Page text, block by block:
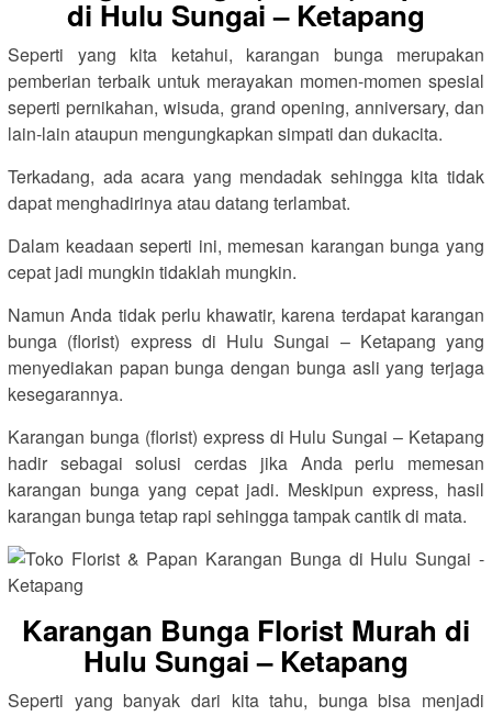
di Hulu Sungai – Ketapang
Seperti yang kita ketahui, karangan bunga merupakan
pemberian terbaik untuk merayakan momen-momen spesial
seperti pernikahan, wisuda, grand opening, anniversary, dan
lain-lain ataupun mengungkapkan simpati dan dukacita.
Terkadang, ada acara yang mendadak sehingga kita tidak
dapat menghadirinya atau datang terlambat.
Dalam keadaan seperti ini, memesan karangan bunga yang
cepat jadi mungkin tidaklah mungkin.
Namun Anda tidak perlu khawatir, karena terdapat karangan
bunga (florist) express di Hulu Sungai – Ketapang yang
menyediakan papan bunga dengan bunga asli yang terjaga
kesegarannya.
Karangan bunga (florist) express di Hulu Sungai – Ketapang
hadir sebagai solusi cerdas jika Anda perlu memesan
karangan bunga yang cepat jadi. Meskipun express, hasil
karangan bunga tetap rapi sehingga tampak cantik di mata.
Karangan Bunga Florist Murah di
Hulu Sungai – Ketapang
Seperti yang banyak dari kita tahu, bunga bisa menjadi